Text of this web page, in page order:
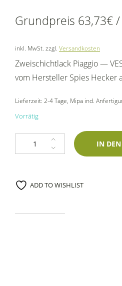
Grundpreis 63,73€/
inkl. MwSt. zzgl. Versandkosten
Zweischichtlack Piaggio —
vom Hersteller Spies Hecker
Lieferzeit: 2-4 Tage, Mipa ind.
Vorrätig
1K Spraydose Piaggio --- VESPA-
IN
ADD TO WISHLIST